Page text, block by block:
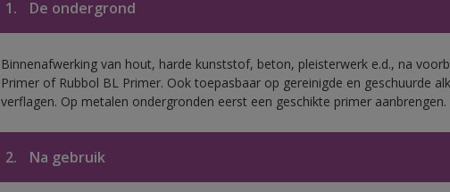
1. De ondergrond
Binnenafwerking van hout, harde kunststof, beton, pleisterwerk e.d., na
Primer of Rubbol BL Primer. Ook toepasbaar op gereinigde en geschuurde
verflagen. Op metalen ondergronden eerst een geschikte primer aanbrengen.
2. Na gebruik